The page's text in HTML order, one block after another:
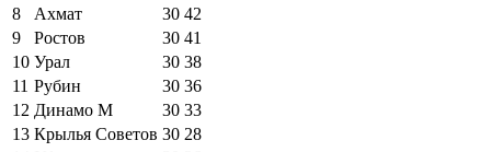
8
Ахмат 30 42
9
Ростов 30 41
10 Урал 30 38
11 Рубин 30 36
12 Динамо М 30 33
13 Крылья Советов 30 28